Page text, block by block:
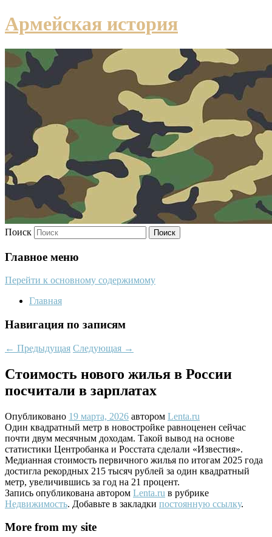
Армейская история
Поиск
Главное меню
Перейти к основному содержимому
Главная
Навигация по записям
← Предыдущая Следующая →
Стоимость нового жилья в России
посчитали в зарплатах
Опубликовано 19 марта, 2026 автором Lenta.ru
Один квадратный метр в новостройке равноценен сейчас
почти двум месячным доходам. Такой вывод на основе
статистики Центробанка и Росстата сделали «Известия».
Медианная стоимость первичного жилья по итогам 2025 года
достигла рекордных 215 тысяч рублей за один квадратный
метр, увеличившись за год на 21 процент.
Запись опубликована автором Lenta.ru в рубрике
Недвижимость. Добавьте в закладки постоянную ссылку.
More from my site